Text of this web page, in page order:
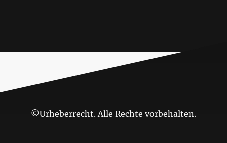
©Urheberrecht. Alle Rechte vorbehalten.